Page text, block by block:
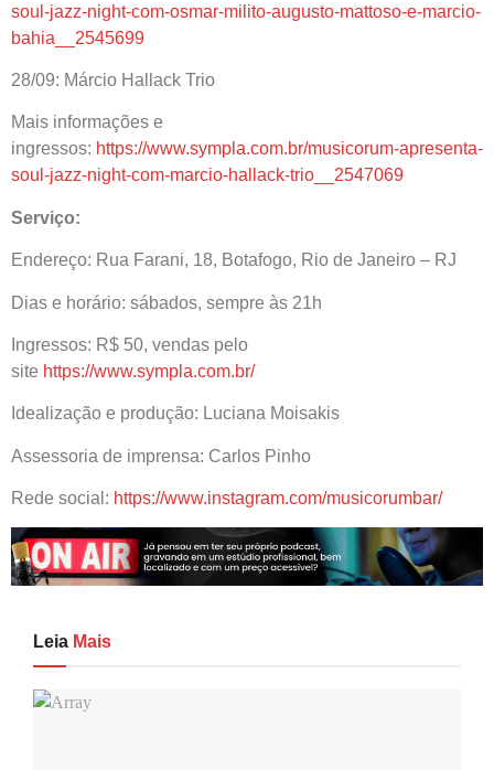
soul-jazz-night-com-osmar-milito-augusto-mattoso-e-marcio-
bahia__2545699
28/09: Márcio Hallack Trio
Mais informações e
ingressos: https://www.sympla.com.br/musicorum-apresenta-
soul-jazz-night-com-marcio-hallack-trio__2547069
Serviço:
Endereço: Rua Farani, 18, Botafogo, Rio de Janeiro – RJ
Dias e horário: sábados, sempre às 21h
Ingressos: R$ 50, vendas pelo
site https://www.sympla.com.br/
Idealização e produção: Luciana Moisakis
Assessoria de imprensa: Carlos Pinho
Rede social: https://www.instagram.com/musicorumbar/
Leia Mais